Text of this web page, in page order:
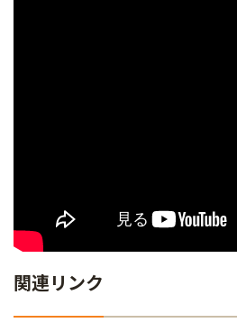
関連リンク